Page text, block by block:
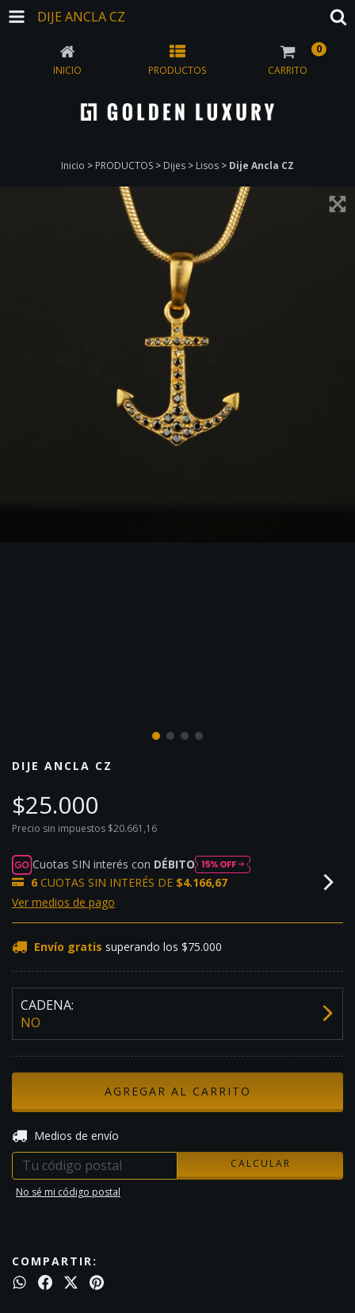
DIJE ANCLA CZ
INICIO PRODUCTOS CARRITO
0
Inicio > PRODUCTOS > Dijes > Lisos > Dije Ancla CZ
DIJE ANCLA CZ
$25.000
Precio sin impuestos $20.661,16
Cuotas SIN interés con DÉBITO
6 CUOTAS SIN INTERÉS DE $4.166,67
Ver medios de pago
Envío gratis superando los $75.000
CADENA:
NO
Entregas para el CP:
Medios de envío
CALCULAR
No sé mi código postal
COMPARTIR: